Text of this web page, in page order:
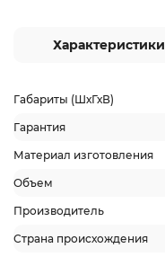
Характеристики
Габариты (ШхГхВ)
Гарантия
Материал изготовления
Объем
Производитель
Страна происхождения